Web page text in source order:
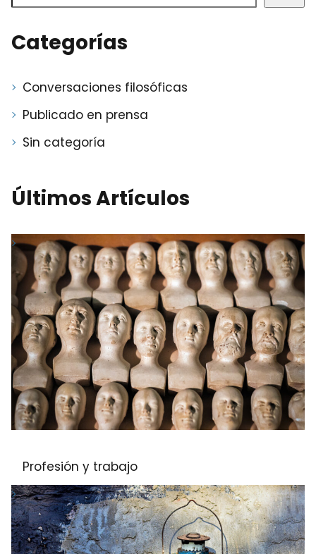
Categorías
Conversaciones filosóficas
Publicado en prensa
Sin categoría
Últimos Artículos
Profesión y trabajo